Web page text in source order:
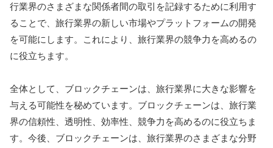
行業界のさまざまな関係者間の取引を記録するために利用す
ることで、旅行業界の新しい市場やプラットフォームの開発
を可能にします。これにより、旅行業界の競争力を高めるの
に役立ちます。
全体として、ブロックチェーンは、旅行業界に大きな影響を
与える可能性を秘めています。ブロックチェーンは、旅行業
界の信頼性、透明性、効率性、競争力を高めるのに役立ちま
す。今後、ブロックチェーンは、旅行業界のさまざまな分野